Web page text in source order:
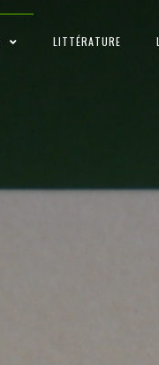
LITTÉRATURE